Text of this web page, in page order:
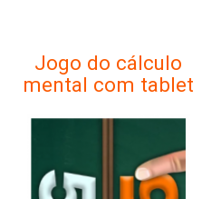
Jogo do cálculo
mental com tablet